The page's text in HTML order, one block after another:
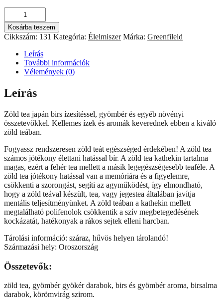
GREENFIELD
Quince
Ginger
tea
mennyiség
Kosárba teszem
Cikkszám: 131 Kategória: Élelmiszer Márka: Greenfileld
Leírás
További információk
Vélemények (0)
Leírás
Zöld tea japán birs ízesítéssel, gyömbér és egyéb növényi
összetevőkkel. Kellemes ízek és aromák keverednek ebben a kiváló
zöld teában.
Fogyassz rendszeresen zöld teát egészséged érdekében! A zöld tea
számos jótékony élettani hatással bír. A zöld tea kathekin tartalma
magas, ezért a fehér tea mellett a másik legegészségesebb teaféle. A
zöld tea jótékony hatással van a memóriára és a figyelemre,
csökkenti a szorongást, segíti az agyműködést, így elmondható,
hogy a zöld teával készült, tea, vagy jegestea általában javítja
mentális teljesítményünket. A zöld teában a kathekin mellett
megtalálható polifenolok csökkentik a szív megbetegedésének
kockázatát, hatékonyak a rákos sejtek elleni harcban.
Tárolási információ: száraz, hűvös helyen tárolandó!
Származási hely: Oroszország
Összetevők:
zöld tea, gyömbér gyökér darabok, birs és gyömbér aroma, birsalma
darabok, körömvirág szirom.